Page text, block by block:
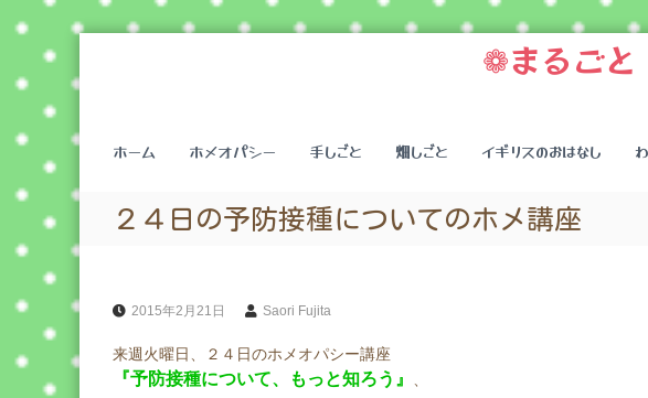
テ
ツ
キ
プ
❁まるご
ホーム ホメオパシー 手しごと 畑しごと イギリスのおはなし
２４日の予防接種についてのホメ講座
2015年2月21日 Saori Fujita
来週火曜日、２４日のホメオパシー講座
『予防接種について、もっと知ろう』